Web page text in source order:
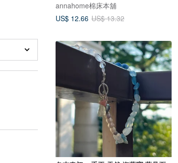
annahome棉床本舖
US$ 12.66 US$ 13.32